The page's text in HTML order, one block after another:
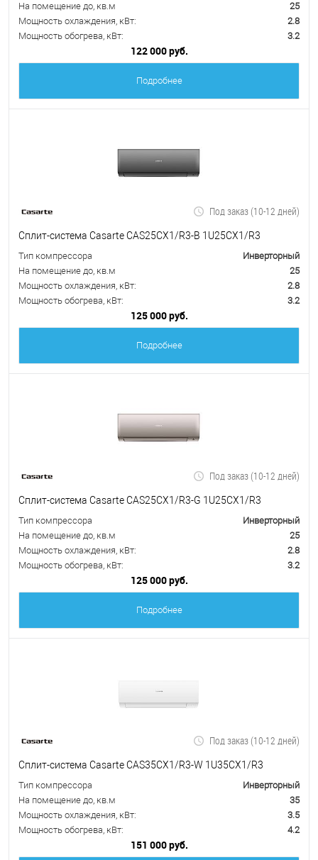
На помещение до, кв.м
25
Мощность охлаждения, кВт:
2.8
Мощность обогрева, кВт:
3.2
122 000 руб.
Подробнее
Под заказ (10-12 дней)
Сплит-система Casarte CAS25CX1/R3-B 1U25CX1/R3
Тип компрессора
Инверторный
На помещение до, кв.м
25
Мощность охлаждения, кВт:
2.8
Мощность обогрева, кВт:
3.2
125 000 руб.
Подробнее
Под заказ (10-12 дней)
Сплит-система Casarte CAS25CX1/R3-G 1U25CX1/R3
Тип компрессора
Инверторный
На помещение до, кв.м
25
Мощность охлаждения, кВт:
2.8
Мощность обогрева, кВт:
3.2
125 000 руб.
Подробнее
Под заказ (10-12 дней)
Сплит-система Casarte CAS35CX1/R3-W 1U35CX1/R3
Тип компрессора
Инверторный
На помещение до, кв.м
35
Мощность охлаждения, кВт:
3.5
Мощность обогрева, кВт:
4.2
151 000 руб.